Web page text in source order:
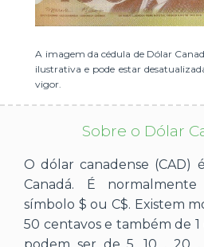
A imagem da cédula de Dólar
ilustrativa e pode estar
vigor.
Sobre o Dólar
O dólar canadense (CAD)
Canadá. É
símbolo $ ou C$. Existem
50 centavos e também de 1